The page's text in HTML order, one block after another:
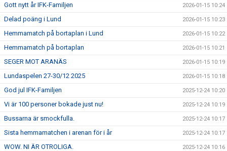
Gott nytt år IFK-Familjen 2026-01-15 10:24
Delad poäng i Lund 2026-01-15 10:23
Hemmamatch på bortaplan i Lund 2026-01-15 10:22
Hemmamatch på bortaplan 2026-01-15 10:21
SEGER MOT ARANÄS 2026-01-15 10:19
Lundaspelen 27-30/12 2025 2026-01-15 10:18
God jul IFK-Familjen 2025-12-24 10:20
Vi är 100 personer bokade just nu! 2025-12-24 10:19
Bussarna är smockfulla. 2025-12-24 10:17
Sista hemmamatchen i arenan för i år 2025-12-24 10:17
WOW. NI ÄR OTROLIGA. 2025-12-24 10:16